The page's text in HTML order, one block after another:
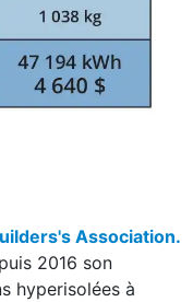
Association.
2016 son
hyperisolées à